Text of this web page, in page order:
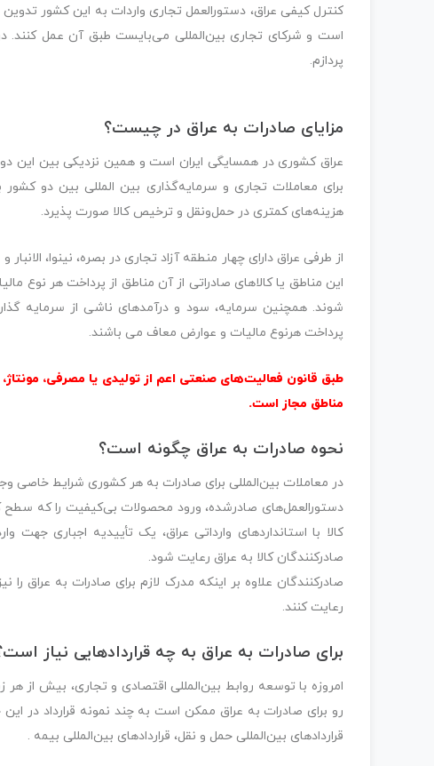
کنترل کیفی عراق، دستورالعمل تجاری واردات به این کشور
است و شرکای تجاری بین‌المللی می‌بایست طبق آن عمل کنند.
پردازم.
مزایای صادرات به عراق در چیست؟
عراق کشوری در همسایگی ایران است و همین نزدیکی بین این
برای معاملات تجاری و سرمایه‌گذاری بین المللی بین دو
هزینه‌های کمتری در حمل‌ونقل و ترخیص کالا صورت پذیرد.
از طرفی عراق دارای چهار منطقه آزاد تجاری در بصره، نینوا،
این مناطق یا کالاهای صادراتی از آن مناطق از پرداخت هر نوع
شوند. همچنین سرمایه، سود و درآمدهای ناشی از سرمایه
پرداخت هرنوع مالیات و عوارض معاف می باشند.
طبق قانون فعالیت‌های صنعتی اعم از تولیدی یا مصرفی،
مناطق مجاز است.
نحوه صادرات به عراق چگونه است؟
در معاملات بین‌المللی برای صادرات به هر کشوری شرایط خاصی
دستورالعمل‌های صادرشده، ورود محصولات بی‌کیفیت را که سطح
کالا با استانداردهای وارداتی عراق، یک تأییدیه اجباری
صادرکنندگان کالا به عراق رعایت شود.
صادرکنندگان علاوه بر اینکه مدرک لازم برای صادرات به عراق را
رعایت کنند.
برای صادرات به عراق به چه قراردادهایی نیاز
امروزه با توسعه روابط بین‌­المللی اقتصادی و تجاری، بیش از هر
رو برای صادرات به عراق ممکن است به چند نمونه قرارداد در
قراردادهای بین­‌المللی حمل و نقل،‌ قراردادهای بین‌­المللی بیمه .